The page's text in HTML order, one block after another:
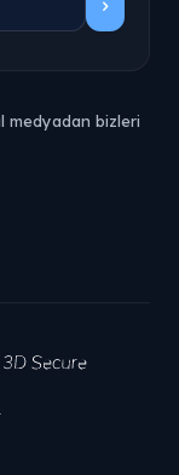
medyadan bizleri